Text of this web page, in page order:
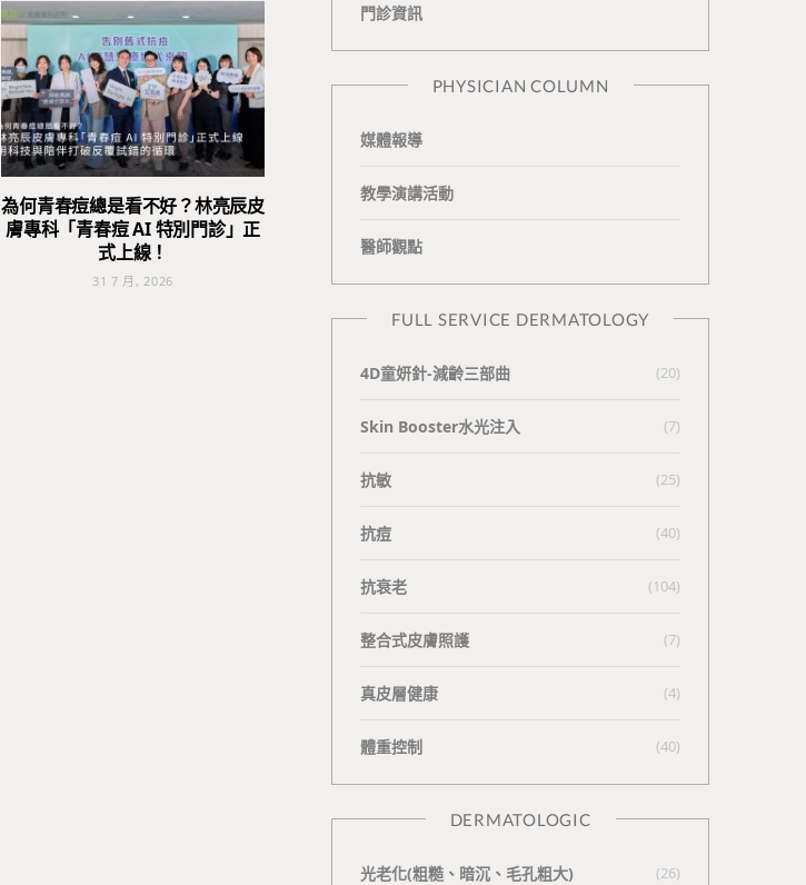
為何青春痘總是看不好？林亮辰皮
膚專科「青春痘 AI 特別門診」正
式上線！
31 7 月, 2026
k
n
e
門診資訊
PHYSICIAN COLUMN
媒體報導
教學演講活動
醫師觀點
FULL SERVICE DERMATOLOGY
4D童妍針-減齡三部曲 (20)
Skin Booster水光注入 (7)
抗敏 (25)
抗痘 (40)
抗衰老 (104)
整合式皮膚照護 (7)
真皮層健康 (4)
體重控制 (40)
DERMATOLOGIC
光老化(粗糙、暗沉、毛孔粗大) (26)